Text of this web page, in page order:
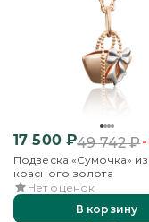
17 500₽49 742₽
Подвеска «Сумочка» из
красного золота
Нет оценок
В корзину